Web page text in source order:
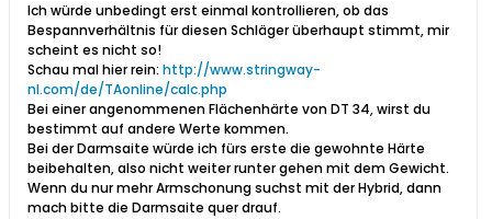
Ich würde unbedingt erst einmal kontrollieren, ob das
Bespannverhältnis für diesen Schläger überhaupt stimmt, mir
scheint es nicht so!
Schau mal hier rein: http://www.stringway-
nl.com/de/TAonline/calc.php
Bei einer angenommenen Flächenhärte von DT 34, wirst du
bestimmt auf andere Werte kommen.
Bei der Darmsaite würde ich fürs erste die gewohnte Härte
beibehalten, also nicht weiter runter gehen mit dem Gewicht.
Wenn du nur mehr Armschonung suchst mit der Hybrid, dann
mach bitte die Darmsaite quer drauf.